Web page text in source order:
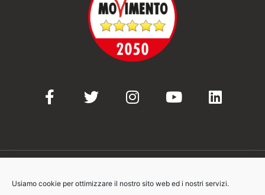
Usiamo cookie per ottimizzare il nostro sito web ed i nostri servizi.